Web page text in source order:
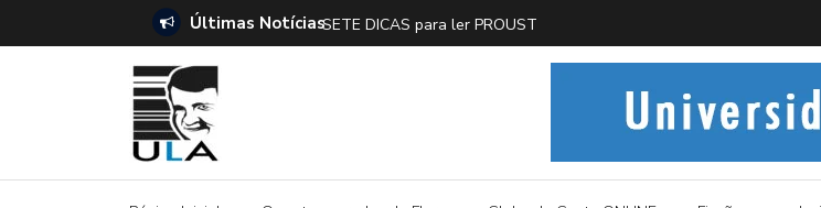
Últimas NotíciasSETE DICAS para ler PROUST